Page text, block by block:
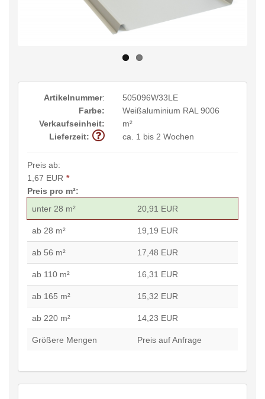
Artikelnummer:
505096W33LE
Farbe:
Weißaluminium RAL 9006
Verkaufseinheit:
m²
Lieferzeit:
ca. 1 bis 2 Wochen
Preis ab:
1,67 EUR *
Preis pro m²:
unter 28 m²
20,91 EUR
ab 28 m² 19,19 EUR
ab 56 m² 17,48 EUR
ab 110 m² 16,31 EUR
ab 165 m² 15,32 EUR
ab 220 m² 14,23 EUR
Größere Mengen Preis auf Anfrage